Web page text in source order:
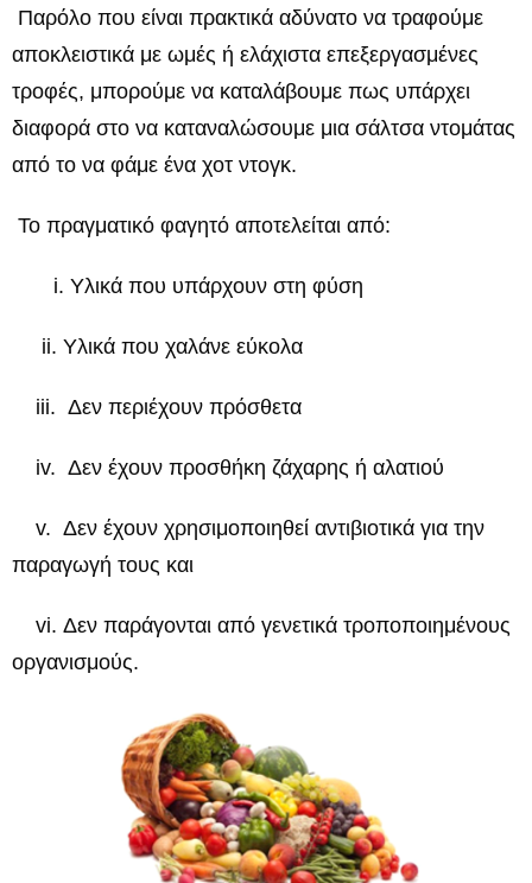
Παρόλο που είναι πρακτικά αδύνατο να τραφούμε
αποκλειστικά με ωμές ή ελάχιστα επεξεργασμένες
τροφές, μπορούμε να καταλάβουμε πως υπάρχει
διαφορά στο να καταναλώσουμε μια σάλτσα ντομάτας
από το να φάμε ένα χοτ ντογκ.
Το πραγματικό φαγητό αποτελείται από:
i. Υλικά που υπάρχουν στη φύση
ii. Υλικά που χαλάνε εύκολα
iii. Δεν περιέχουν πρόσθετα
iv. Δεν έχουν προσθήκη ζάχαρης ή αλατιού
v. Δεν έχουν χρησιμοποιηθεί αντιβιοτικά για την
παραγωγή τους και
vi. Δεν παράγονται από γενετικά τροποποιημένους
οργανισμούς.